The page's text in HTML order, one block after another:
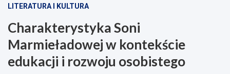
LITERATURA I KULTURA
Charakterystyka Soni
Marmieładowej w kontekście
edukacji i rozwoju osobistego